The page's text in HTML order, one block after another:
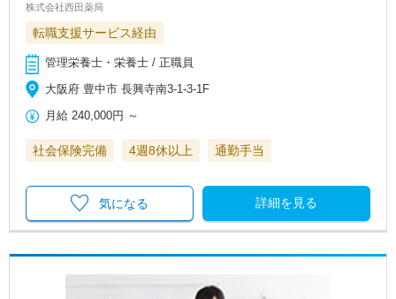
株式会社西田薬局
転職支援サービス経由
管理栄養士・栄養士 / 正職員
大阪府 豊中市 長興寺南3-1-3-1F
月給 240,000円 ～
社会保険完備 4週8休以上 通勤手当
詳細を見る
気になる